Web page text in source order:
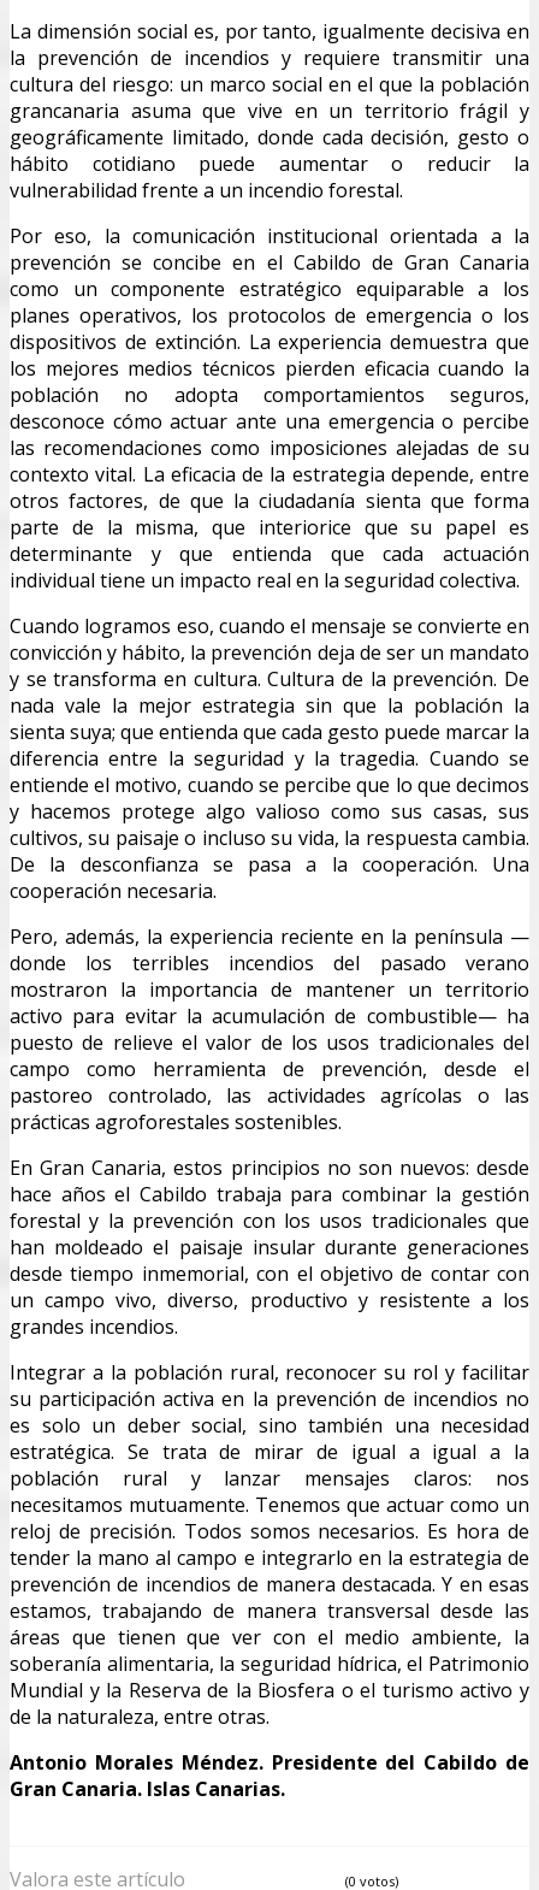
La dimensión social es, por tanto, igualmente decisiva en
la prevención de incendios y requiere transmitir una
cultura del riesgo: un marco social en el que la población
grancanaria asuma que vive en un territorio frágil y
geográficamente limitado, donde cada decisión, gesto o
hábito cotidiano puede aumentar o reducir la
vulnerabilidad frente a un incendio forestal.
Por eso, la comunicación institucional orientada a la
prevención se concibe en el Cabildo de Gran Canaria
como un componente estratégico equiparable a los
planes operativos, los protocolos de emergencia o los
dispositivos de extinción. La experiencia demuestra que
los mejores medios técnicos pierden eficacia cuando la
población no adopta comportamientos seguros,
desconoce cómo actuar ante una emergencia o percibe
las recomendaciones como imposiciones alejadas de su
contexto vital. La eficacia de la estrategia depende, entre
otros factores, de que la ciudadanía sienta que forma
parte de la misma, que interiorice que su papel es
determinante y que entienda que cada actuación
individual tiene un impacto real en la seguridad colectiva.
Cuando logramos eso, cuando el mensaje se convierte en
convicción y hábito, la prevención deja de ser un mandato
y se transforma en cultura. Cultura de la prevención. De
nada vale la mejor estrategia sin que la población la
sienta suya; que entienda que cada gesto puede marcar la
diferencia entre la seguridad y la tragedia. Cuando se
entiende el motivo, cuando se percibe que lo que decimos
y hacemos protege algo valioso como sus casas, sus
cultivos, su paisaje o incluso su vida, la respuesta cambia.
De la desconfianza se pasa a la cooperación. Una
cooperación necesaria.
Pero, además, la experiencia reciente en la península —
donde los terribles incendios del pasado verano
mostraron la importancia de mantener un territorio
activo para evitar la acumulación de combustible— ha
puesto de relieve el valor de los usos tradicionales del
campo como herramienta de prevención, desde el
pastoreo controlado, las actividades agrícolas o las
prácticas agroforestales sostenibles.
En Gran Canaria, estos principios no son nuevos: desde
hace años el Cabildo trabaja para combinar la gestión
forestal y la prevención con los usos tradicionales que
han moldeado el paisaje insular durante generaciones
desde tiempo inmemorial, con el objetivo de contar con
un campo vivo, diverso, productivo y resistente a los
grandes incendios.
Integrar a la población rural, reconocer su rol y facilitar
su participación activa en la prevención de incendios no
es solo un deber social, sino también una necesidad
estratégica. Se trata de mirar de igual a igual a la
población rural y lanzar mensajes claros: nos
necesitamos mutuamente. Tenemos que actuar como un
reloj de precisión. Todos somos necesarios. Es hora de
tender la mano al campo e integrarlo en la estrategia de
prevención de incendios de manera destacada. Y en esas
estamos, trabajando de manera transversal desde las
áreas que tienen que ver con el medio ambiente, la
soberanía alimentaria, la seguridad hídrica, el Patrimonio
Mundial y la Reserva de la Biosfera o el turismo activo y
de la naturaleza, entre otras.
Antonio Morales Méndez. Presidente del Cabildo de
Gran Canaria. Islas Canarias.
Valora este artículo (0 votos)